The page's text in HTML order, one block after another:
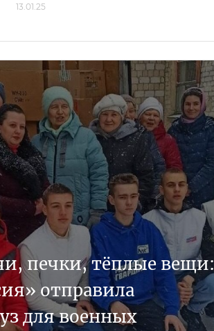
13.01.25
печки, тёплые вещи:
отправила
для военных